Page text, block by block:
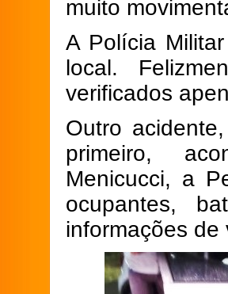
muito
A Polícia
local.
verificados
Outro
primeiro,
Menicucci, a
ocupantes,
informações de